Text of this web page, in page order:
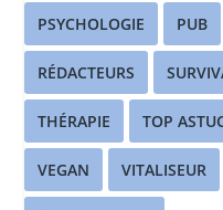
PSYCHOLOGIE PUB
RÉDACTEURS
THÉRAPIE TOP
VEGAN VITALISEUR